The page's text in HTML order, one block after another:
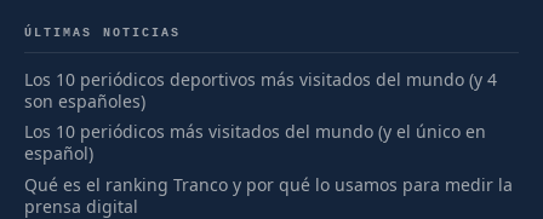
ÚLTIMAS NOTICIAS
Los 10 periódicos deportivos más visitados del mundo (y 4
son españoles)
Los 10 periódicos más visitados del mundo (y el único en
español)
Qué es el ranking Tranco y por qué lo usamos para medir la
prensa digital